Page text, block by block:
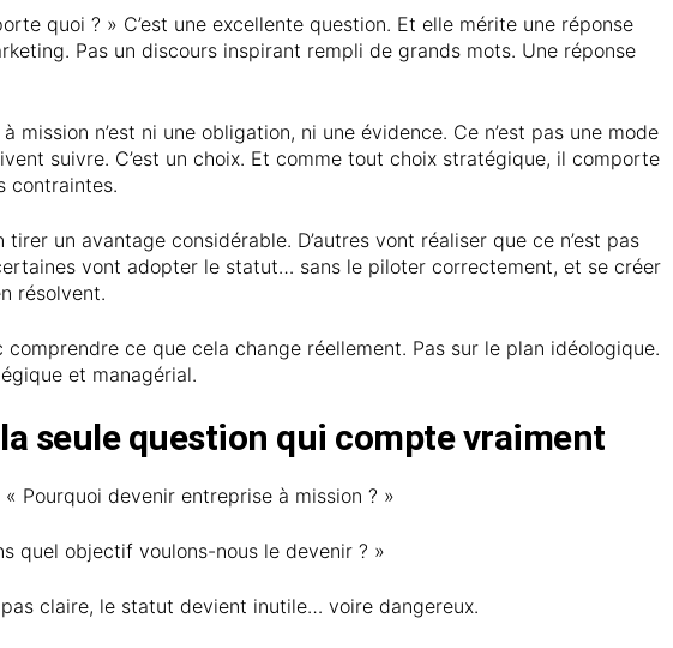
quoi ? » C’est une excellente question. Et elle mérite une réponse
Pas un discours inspirant rempli de grands mots. Une réponse
mission n’est ni une obligation, ni une évidence. Ce n’est pas une mode
suivre. C’est un choix. Et comme tout choix stratégique, il comporte
contraintes.
un avantage considérable. D’autres vont réaliser que ce n’est pas
vont adopter le statut… sans le piloter correctement, et se créer
résolvent.
ce que cela change réellement. Pas sur le plan idéologique.
et managérial.
seule question qui compte vraiment
Pourquoi devenir entreprise à mission ? »
quel objectif voulons-nous le devenir ? »
pas claire, le statut devient inutile… voire dangereux.